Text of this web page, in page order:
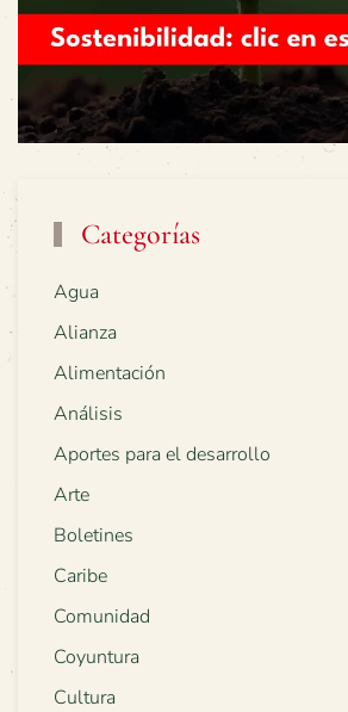
Categorías
Agua
Alianza
Alimentación
Análisis
Aportes para el desarrollo
Arte
Boletines
Caribe
Comunidad
Coyuntura
Cultura